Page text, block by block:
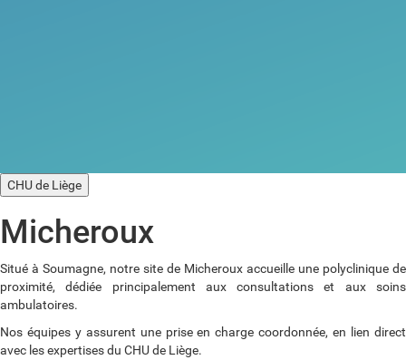
CHU de Liège
Micheroux
Situé à Soumagne, notre site de Micheroux accueille une polyclinique de
proximité, dédiée principalement aux consultations et aux soins
ambulatoires.
Nos équipes y assurent une prise en charge coordonnée, en lien direct
avec les expertises du CHU de Liège.